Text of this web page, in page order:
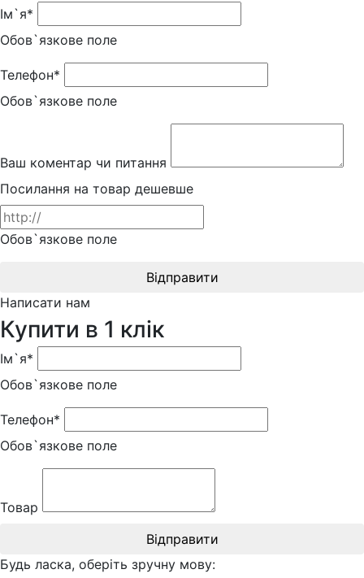
Ім`я*
Обов`язкове поле
Телефон*
Обов`язкове поле
Ваш коментар чи питання
Посилання на товар дешевше
Обов`язкове поле
Відправити
Написати нам
Купити в 1 клік
Ім`я*
Обов`язкове поле
Телефон*
Обов`язкове поле
Товар
Відправити
Будь ласка, оберіть зручну мову: